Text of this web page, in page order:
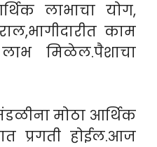
लाभाचा योग,
काम
मिळेल.पैशाचा
मोठा आर्थिक
प्रगती होईल.आज